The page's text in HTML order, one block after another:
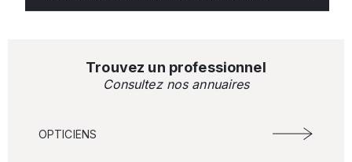
Trouvez un professionnel
Consultez nos annuaires
OPTICIENS